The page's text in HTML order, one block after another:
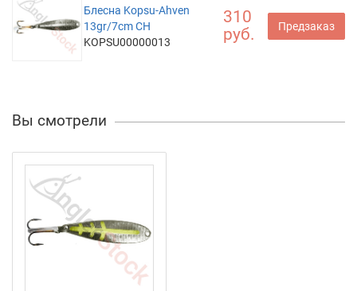
Блесна Kopsu-Ahven
13gr/7cm CH
KOPSU00000013
310
руб.
Предзаказ
Вы смотрели